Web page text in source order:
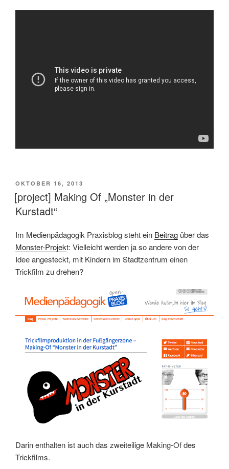
VERÖFFENTLICHT
AM
OKTOBER 16, 2013
[project] Making Of „Monster in der
Kurstadt“
Im Medienpädagogik Praxisblog steht ein Beitrag über das
Monster-Projekt: Vielleicht werden ja so andere von der
Idee angesteckt, mit Kindern im Stadtzentrum einen
Trickfilm zu drehen?
Darin enthalten ist auch das zweiteilige Making-Of des
Trickfilms.